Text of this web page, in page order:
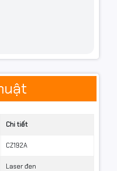
Chi tiết
CZ192A
Laser đen